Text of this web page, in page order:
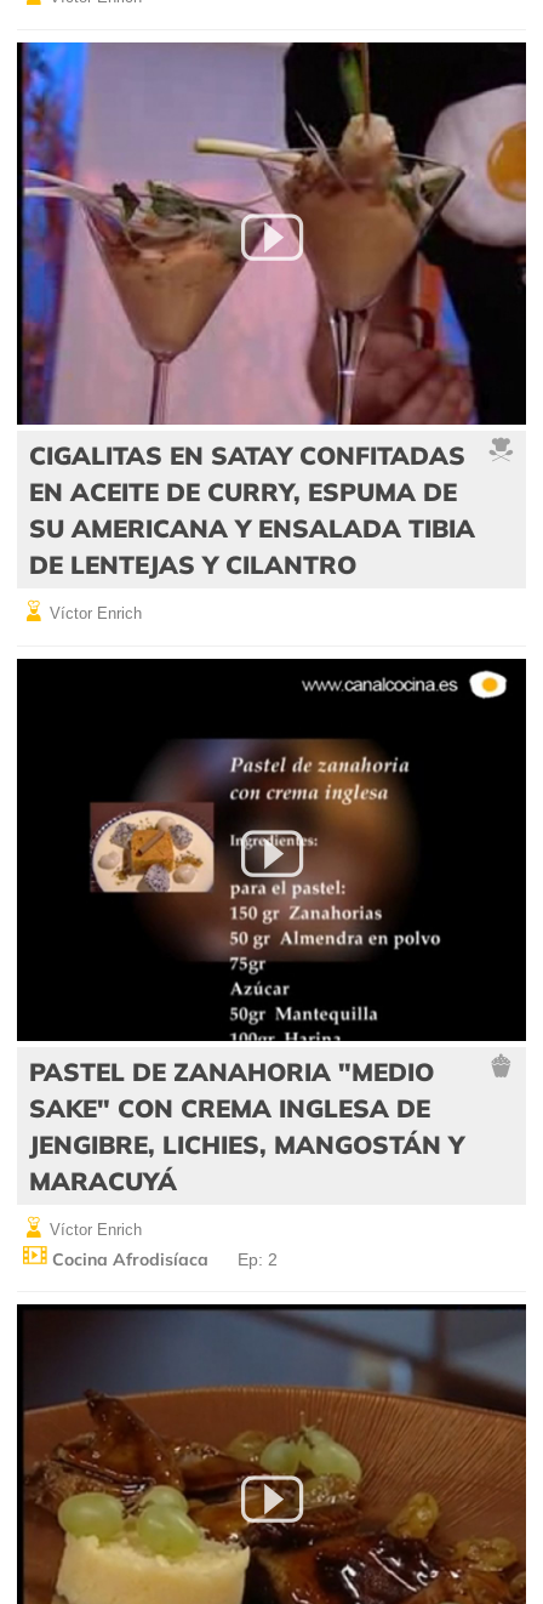
CIGALITAS EN SATAY CONFITADAS
EN ACEITE DE CURRY, ESPUMA DE
SU AMERICANA Y ENSALADA TIBIA
DE LENTEJAS Y CILANTRO
Víctor Enrich
PASTEL DE ZANAHORIA "MEDIO
SAKE" CON CREMA INGLESA DE
JENGIBRE, LICHIES, MANGOSTÁN Y
MARACUYÁ
Víctor Enrich
Cocina Afrodisíaca Ep: 2